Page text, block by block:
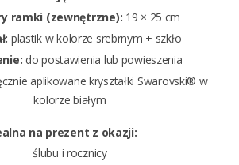
ramki (zewnętrzne): 19 × 25 cm
plastik w kolorze srebrnym + szkło
do postawienia lub powieszenia
aplikowane kryształki Swarovski® w
kolorze białym
na prezent z okazji:
ślubu i rocznicy